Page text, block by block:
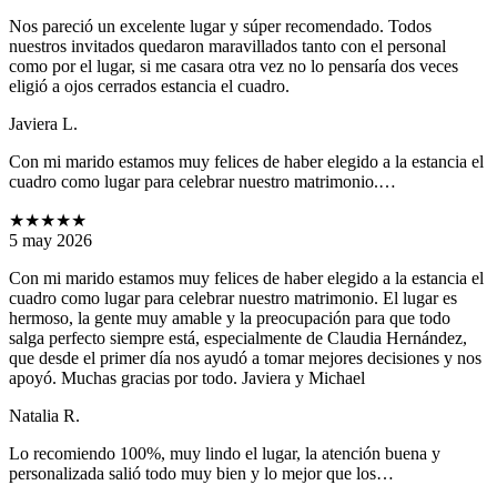
Nos pareció un excelente lugar y súper recomendado. Todos
nuestros invitados quedaron maravillados tanto con el personal
como por el lugar, si me casara otra vez no lo pensaría dos veces
eligió a ojos cerrados estancia el cuadro.
Javiera L.
Con mi marido estamos muy felices de haber elegido a la estancia el
cuadro como lugar para celebrar nuestro matrimonio.…
★★★★★
5 may 2026
Con mi marido estamos muy felices de haber elegido a la estancia el
cuadro como lugar para celebrar nuestro matrimonio. El lugar es
hermoso, la gente muy amable y la preocupación para que todo
salga perfecto siempre está, especialmente de Claudia Hernández,
que desde el primer día nos ayudó a tomar mejores decisiones y nos
apoyó. Muchas gracias por todo. Javiera y Michael
Natalia R.
Lo recomiendo 100%, muy lindo el lugar, la atención buena y
personalizada salió todo muy bien y lo mejor que los…